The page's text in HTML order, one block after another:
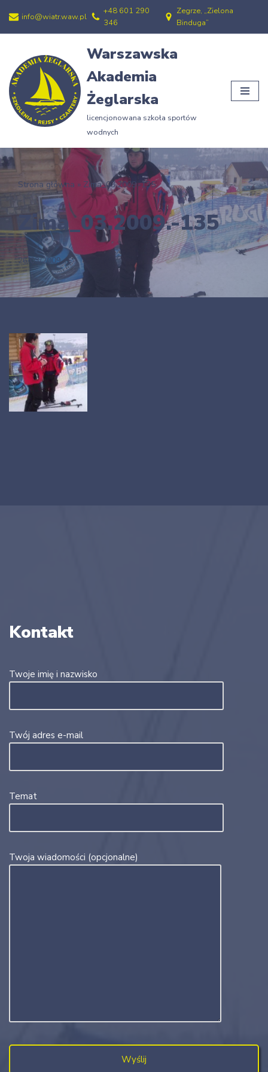
Przejdź
treści
info@wiatr.waw.pl
+48 601 290
346
Zegrze, „Zielona
Binduga”
Warszawska
Akademia
Żeglarska
licencjonowana szkoła sportów
wodnych
Strona główna » Zima_03.2009.-135
Zima_03.2009.-135
26/03/2009
Kontakt
Twoje imię i nazwisko
Twój adres e-mail
Temat
Twoja wiadomości (opcjonalne)